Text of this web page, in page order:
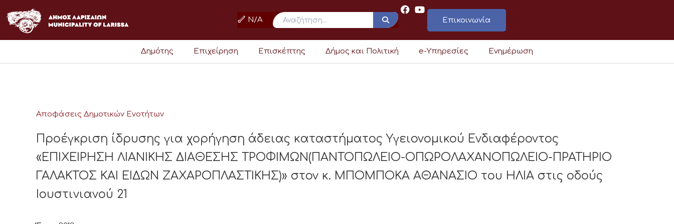
στο
περιεχόμενο
N/A Επικοινωνία
Δημότης Επιχείρηση Επισκέπτης Δήμος και Πολιτική e-Υπηρεσίες Ενημέρωση
Αποφάσεις Δημοτικών Ενοτήτων
Προέγκριση ίδρυσης για χορήγηση άδειας καταστήματος Υγειονομικού Ενδιαφέροντος
«ΕΠΙΧΕΙΡΗΣΗ ΛΙΑΝΙΚΗΣ ΔΙΑΘΕΣΗΣ ΤΡΟΦΙΜΩΝ(ΠΑΝΤΟΠΩΛΕΙΟ-ΟΠΩΡΟΛΑΧΑΝΟΠΩΛΕΙΟ-ΠΡΑΤΗΡΙΟ
ΓΑΛΑΚΤΟΣ ΚΑΙ ΕΙΔΩΝ ΖΑΧΑΡΟΠΛΑΣΤΙΚΗΣ)» στον κ. ΜΠΟΜΠΟΚΑ ΑΘΑΝΑΣΙΟ του ΗΛΙΑ στις οδούς
Ιουστινιανού 21